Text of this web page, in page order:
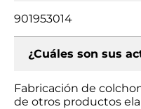
901953014
¿Cuáles son sus
Fabricación de
de otros productos